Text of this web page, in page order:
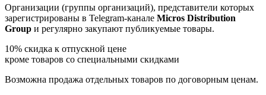
Организации (группы организаций), представители которых
зарегистрированы в Telegram-канале Micros Distribution
Group и регулярно закупают публикуемые товары.
10% скидка к отпускной цене
кроме товаров со специальными скидками
Возможна продажа отдельных товаров по договорным ценам.